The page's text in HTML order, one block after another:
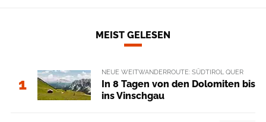
MEIST GELESEN
1
NEUE WEITWANDERROUTE: SÜDTIROL QUER
In 8 Tagen von den Dolomiten bis
ins Vinschgau